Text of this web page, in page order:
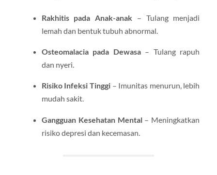
Rakhitis pada Anak-anak – Tulang menjadi
lemah dan bentuk tubuh abnormal.
Osteomalacia pada Dewasa– Tulang rapuh
dan nyeri.
Risiko Infeksi Tinggi– Imunitas menurun, lebih
mudah sakit.
Gangguan Kesehatan Mental– Meningkatkan
risiko depresi dan kecemasan.